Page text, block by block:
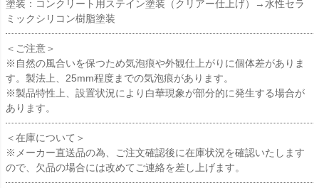
塗装：コンクリート用ステイン塗装（クリアー仕上げ）→水性セラ
ミックシリコン樹脂塗装
＜ご注意＞
※自然の風合いを保つため気泡痕や外観仕上がりに個体差がありま
す。製法上、25mm程度までの気泡痕があります。
※製品特性上、設置状況により白華現象が部分的に発生する場合が
あります。
＜在庫について＞
※メーカー直送品の為、ご注文確認後に在庫状況を確認いたします
ので、欠品の場合には改めてご連絡を差し上げます。